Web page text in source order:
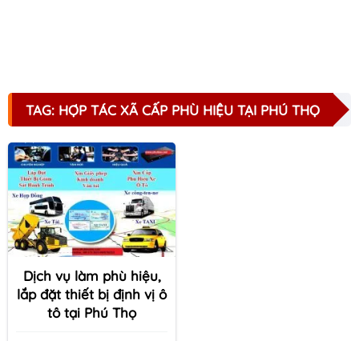
TAG: HỢP TÁC XÃ CẤP PHÙ HIỆU TẠI PHÚ THỌ
Dịch vụ làm phù hiệu,
lắp đặt thiết bị định vị ô
tô tại Phú Thọ